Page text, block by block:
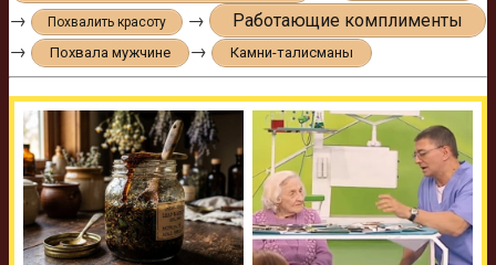
→ Похвалить красоту →
Работающие комплименты
→
Похвала мужчине → Камни-талисманы